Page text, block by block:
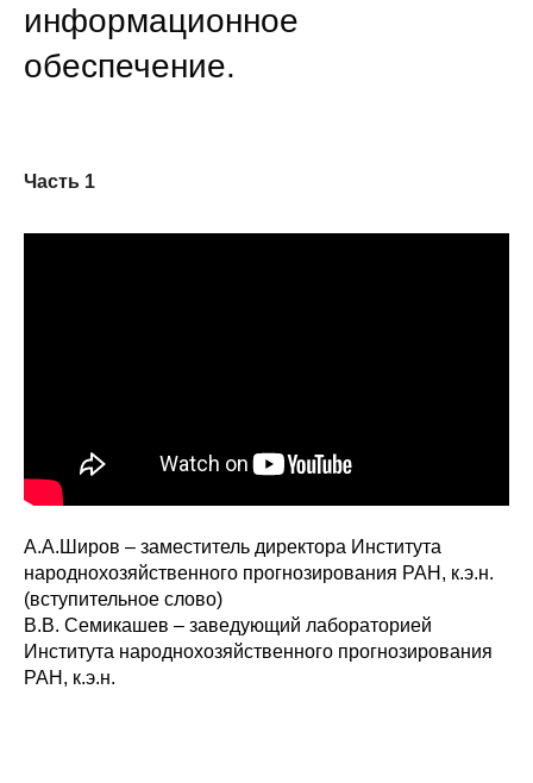
информационное
обеспечение.
Часть 1
А.А.Широв – заместитель директора Института
народнохозяйственного прогнозирования РАН, к.э.н.
(вступительное слово)
В.В. Семикашев – заведующий лабораторией
Института народнохозяйственного прогнозирования
РАН, к.э.н.